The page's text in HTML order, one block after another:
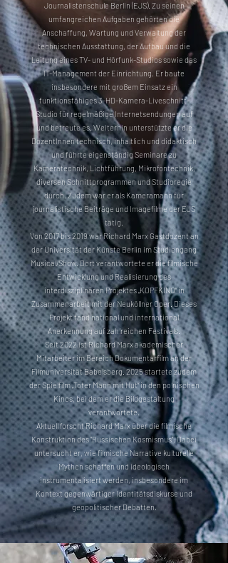
Journalistenschule Berlin (EJS). Zu seinen
umfangreichen Aufgaben gehörten die
Anschaffung, Wartung und Verwaltung der
technischen Ausstattung, der Aufbau und die
Leitung eines TV- und Hörfunk-Studios sowie das
IT-Management der Einrichtung. Er baute
insbesondere mit großem Einsatz ein
funktionsfähiges 3-HD-Kamera-Liveschnitt-
Studio für regelmäßige Internetsendungen auf
und betreute es. Weiterhin unterstützte er die
DozentInnen technisch, inhaltlich und didaktisch
und führte eigenständig Seminare zu
Kameratechnik, Lichtführung, Mikrofontechnik,
diversen Schnittprogrammen und Studioregie
durch. Zudem war er als Kameramann für
journalistische Beiträge und Imagefilme der EJS
tätig.
Von 2017 bis 2019 war Richard Marx Gastdozent an
der Universität der Künste Berlin im Studiengang
Musical/Show. Dort verantwortete er die filmische
Entwicklung und Realisierung des
interdisziplinären Projektes „KOPFKINO“ in
Zusammenarbeit mit der Neuköllner Oper. Dieses
Projekt fand national und international
Anerkennung auf zahlreichen Festivals.
Seit 2022 ist Richard Marx akademischer
Mitarbeiter im Bereich Dokumentarfilm an der
Filmuniversität Babelsberg. 2025 startete zudem
der Spielfilm „Toter Mann mit Hut“ in den polnischen
Kinos, bei dem er die Bildgestaltung
verantwortete.
Aktuell forscht Richard Marx über die filmische
Konstruktion des "Russischen Kosmismus". Dabei
untersucht er, wie filmische Narrative kulturelle
Mythen schaffen und ideologisch
instrumentalisiert werden, insbesondere im
Kontext gegenwärtiger Identitätsdiskurse und
geopolitischer Debatten.